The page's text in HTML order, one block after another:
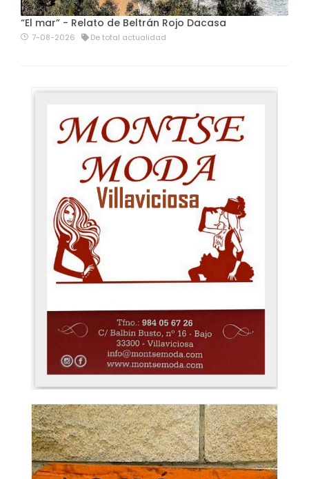
“El mar” - Relato de Beltrán Rojo Dacasa
7-08-2026 De total actualidad